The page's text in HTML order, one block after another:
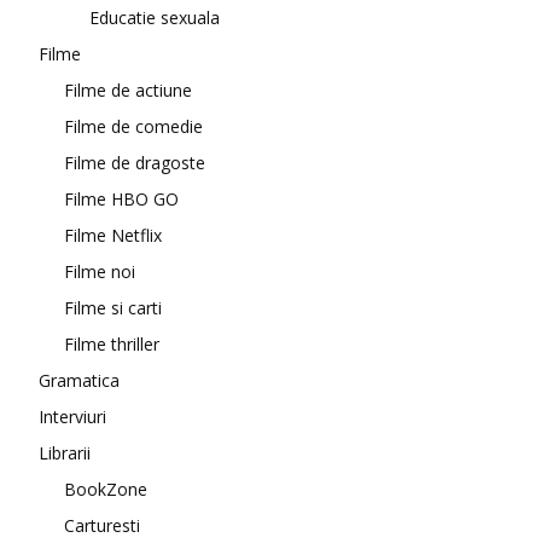
Educatie sexuala
Filme
Filme de actiune
Filme de comedie
Filme de dragoste
Filme HBO GO
Filme Netflix
Filme noi
Filme si carti
Filme thriller
Gramatica
Interviuri
Librarii
BookZone
Carturesti